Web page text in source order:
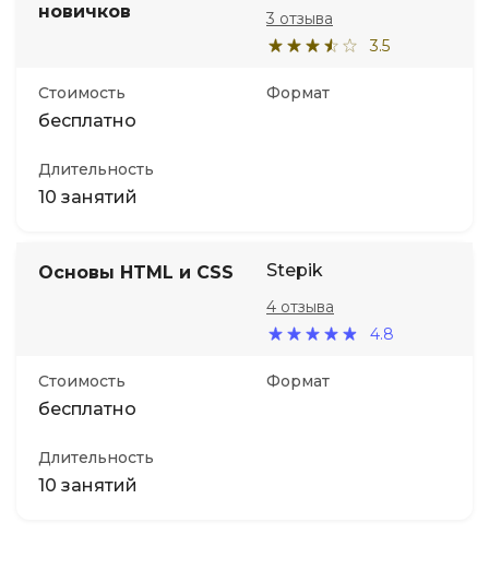
новичков
3.5
3 отзыва
Стоимость
бесплатно
Формат
Длительность
10 занятий
Основы HTML и CSS Stepik
4.8
4 отзыва
Стоимость
бесплатно
Формат
Длительность
10 занятий